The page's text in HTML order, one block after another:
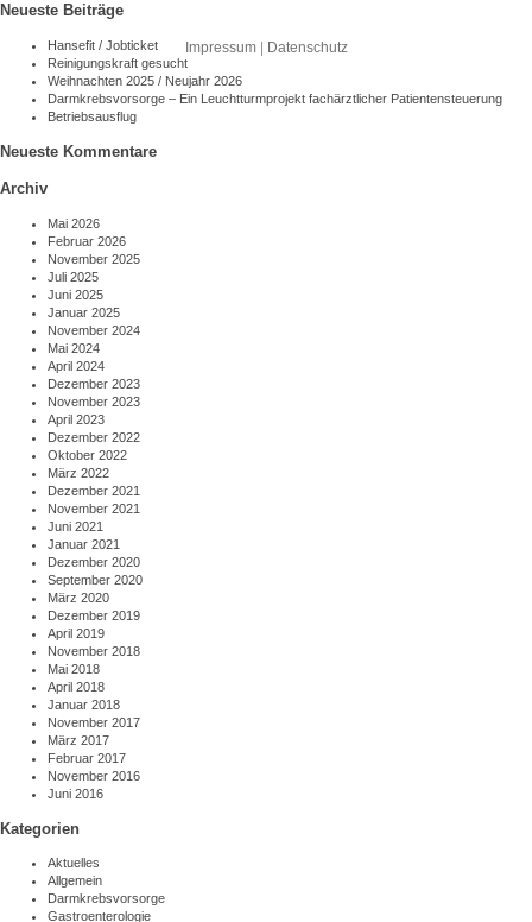
Neueste Beiträge
Hansefit / Jobticket
Reinigungskraft gesucht
Weihnachten 2025 / Neujahr 2026
Darmkrebsvorsorge – Ein Leuchtturmprojekt fachärztlicher Patientensteuerung
Betriebsausflug
Neueste Kommentare
Archiv
Mai 2026
Februar 2026
November 2025
Juli 2025
Juni 2025
Januar 2025
November 2024
Mai 2024
April 2024
Dezember 2023
November 2023
April 2023
Dezember 2022
Oktober 2022
März 2022
Dezember 2021
November 2021
Juni 2021
Januar 2021
Dezember 2020
September 2020
März 2020
Dezember 2019
April 2019
November 2018
Mai 2018
April 2018
Januar 2018
November 2017
März 2017
Februar 2017
November 2016
Juni 2016
Kategorien
Aktuelles
Allgemein
Darmkrebsvorsorge
Gastroenterologie
Impressum| Datenschutz